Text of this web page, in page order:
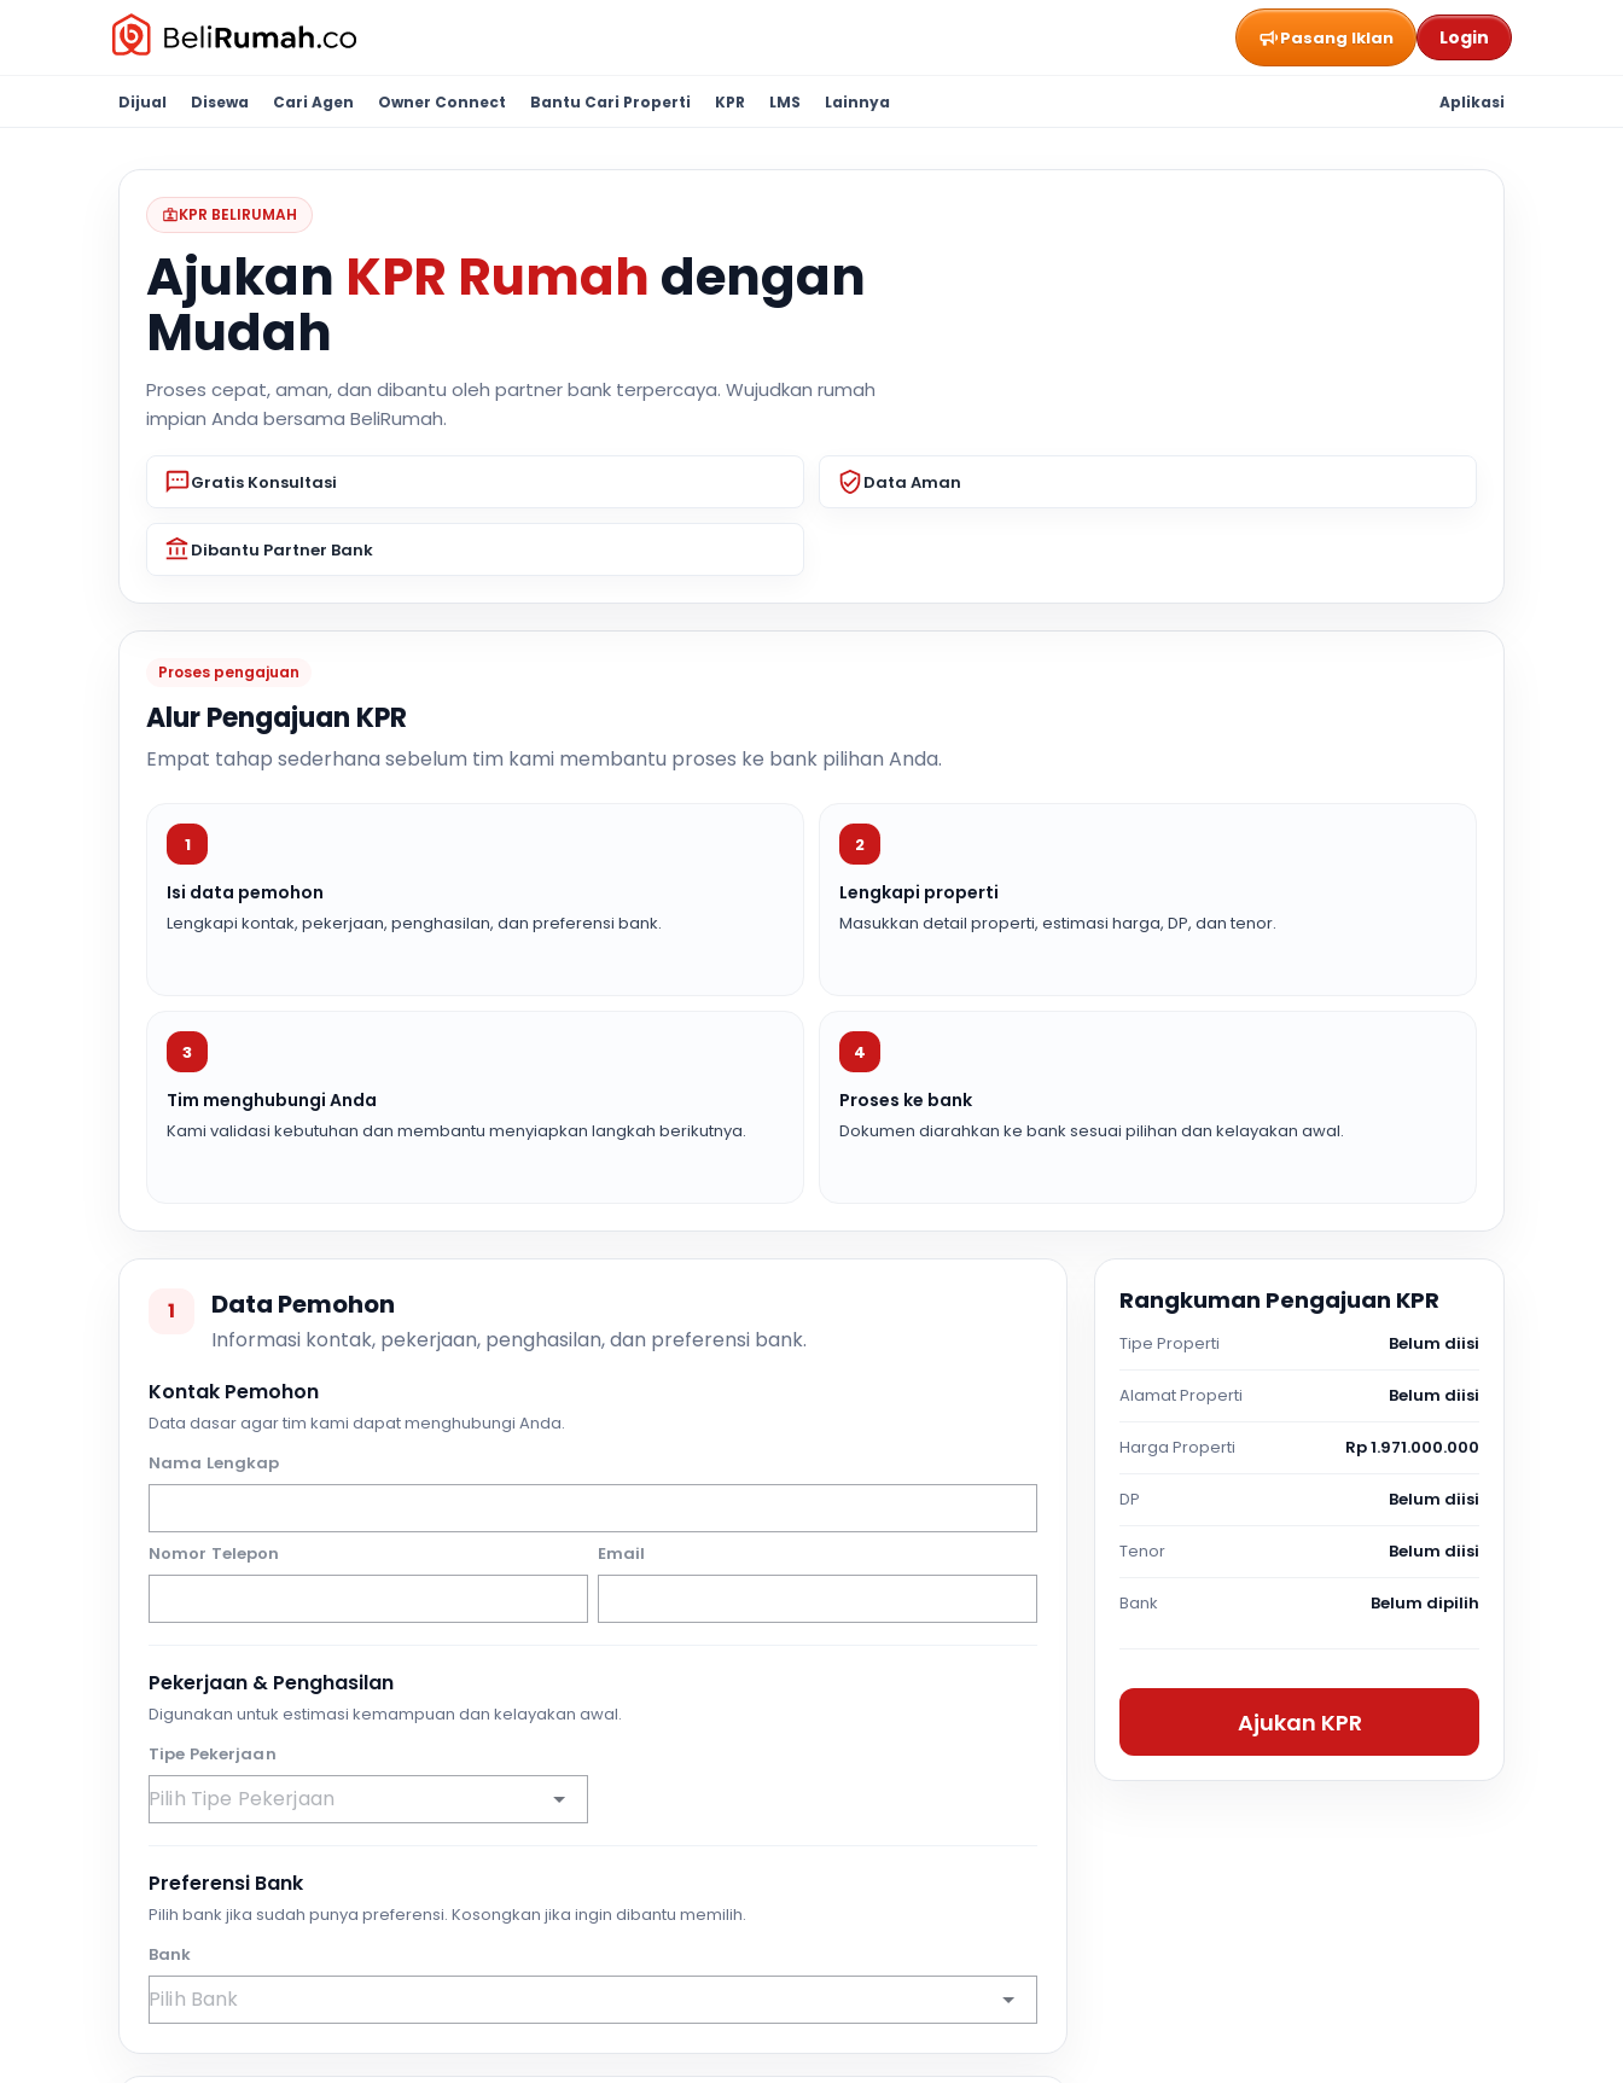
Pasang Iklan Login
Dijual Disewa Cari Agen Owner Connect Bantu Cari Properti KPR LMS Lainnya Aplikasi
KPR BELIRUMAH
Ajukan KPR Rumah dengan
Mudah
Proses cepat, aman, dan dibantu oleh partner bank terpercaya. Wujudkan rumah
impian Anda bersama BeliRumah.
Gratis Konsultasi Data Aman
Dibantu Partner Bank
Proses pengajuan
Alur Pengajuan KPR
Empat tahap sederhana sebelum tim kami membantu proses ke bank pilihan Anda.
1
Isi data pemohon
Lengkapi kontak, pekerjaan, penghasilan, dan preferensi bank.
2
Lengkapi properti
Masukkan detail properti, estimasi harga, DP, dan tenor.
3
Tim menghubungi Anda
Kami validasi kebutuhan dan membantu menyiapkan langkah berikutnya.
4
Proses ke bank
Dokumen diarahkan ke bank sesuai pilihan dan kelayakan awal.
1 Data Pemohon
Informasi kontak, pekerjaan, penghasilan, dan preferensi bank.
Kontak Pemohon
Data dasar agar tim kami dapat menghubungi Anda.
Nama Lengkap
Nomor Telepon Email
Pekerjaan & Penghasilan
Digunakan untuk estimasi kemampuan dan kelayakan awal.
Tipe Pekerjaan
Preferensi Bank
Pilih bank jika sudah punya preferensi. Kosongkan jika ingin dibantu memilih.
Bank
Rangkuman Pengajuan KPR
Tipe Properti Belum diisi
Alamat Properti Belum diisi
Harga Properti Rp 1.971.000.000
DP Belum diisi
Tenor Belum diisi
Bank Belum dipilih
Ajukan KPR